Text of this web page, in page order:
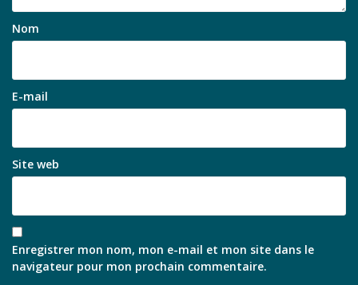
Nom
E-mail
Site web
Enregistrer mon nom, mon e-mail et mon site dans le
navigateur pour mon prochain commentaire.